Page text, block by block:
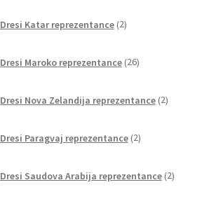
Dresi Katar reprezentance 2izdelka
Dresi Maroko reprezentance 26izdelkov
Dresi Nova Zelandija reprezentance 2izdelka
Dresi Paragvaj reprezentance 2izdelka
Dresi Saudova Arabija reprezentance 2izdelka